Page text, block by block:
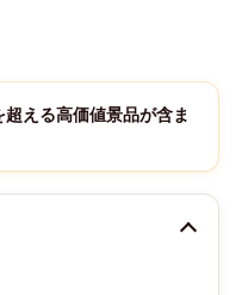
える高価値景品が含ま